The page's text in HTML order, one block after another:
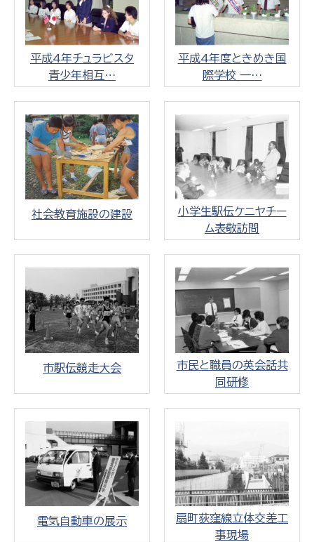
平成4年チュラビスタ
青少年相互…
平成4年度ときめき国
際学校_一…
社会教育施設の建設
小学生駅伝ケニヤチー
ム表敬訪問
市駅伝競走大会
市民と職員の英会話共
同研修
電気自動車の展示
扇町荻窪線立体交差工
事現場